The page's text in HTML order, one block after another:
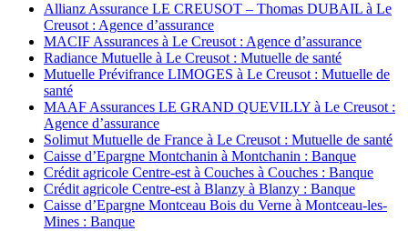
Allianz Assurance LE CREUSOT – Thomas DUBAIL à Le
Creusot : Agence d’assurance
MACIF Assurances à Le Creusot : Agence d’assurance
Radiance Mutuelle à Le Creusot : Mutuelle de santé
Mutuelle Prévifrance LIMOGES à Le Creusot : Mutuelle de
santé
MAAF Assurances LE GRAND QUEVILLY à Le Creusot :
Agence d’assurance
Solimut Mutuelle de France à Le Creusot : Mutuelle de santé
Caisse d’Epargne Montchanin à Montchanin : Banque
Crédit agricole Centre-est à Couches à Couches : Banque
Crédit agricole Centre-est à Blanzy à Blanzy : Banque
Caisse d’Epargne Montceau Bois du Verne à Montceau-les-
Mines : Banque